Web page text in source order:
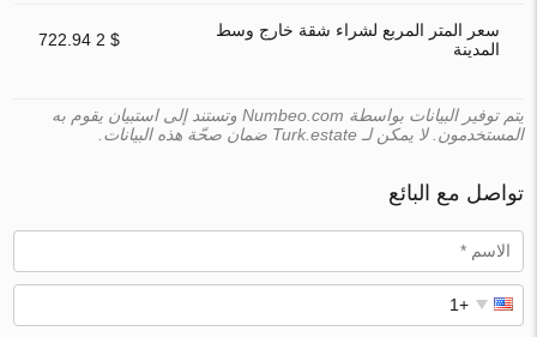
سعر المتر المربع لشراء شقة خارج وسط
المدينة
$ 2 722.94
يتم توفير البيانات بواسطة Numbeo.com وتستند إلى استبيان يقوم به
المستخدمون. لا يمكن لـ Turk.estate ضمان صحّة هذه البيانات.
تواصل مع البائع